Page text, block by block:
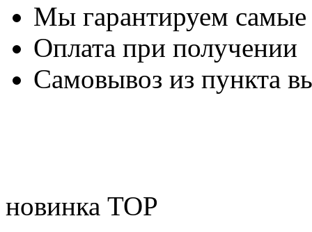
Мы гарантируем
Оплата при получении
Самовывоз из пункта
новинка TOP